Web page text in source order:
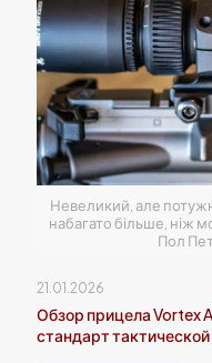
Невеликий, але
набагато більше, ніж
Пол
21.01.2026
Обзор прицела Vortex
стандарт